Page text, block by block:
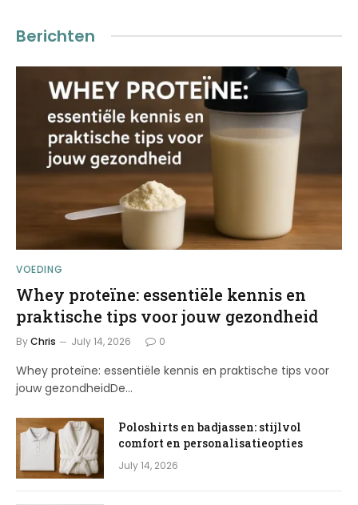
Berichten
VOEDING
Whey proteïne: essentiële kennis en
praktische tips voor jouw gezondheid
ByChris July 14, 2026 0
Whey proteïne: essentiële kennis en praktische tips voor
jouw gezondheidDe…
Poloshirts en badjassen: stijlvol
comfort en personalisatieopties
July 14, 2026